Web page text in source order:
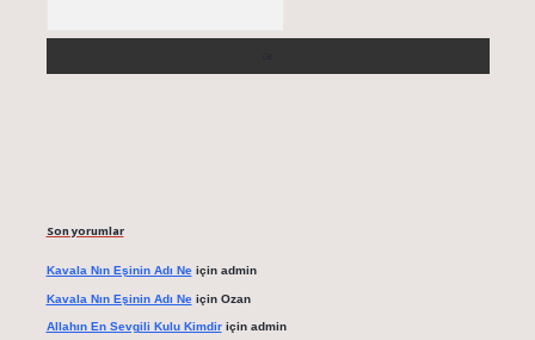
Son yorumlar
Kavala Nın Eşinin Adı Neiçin admin
Kavala Nın Eşinin Adı Neiçin Ozan
Allahın En Sevgili Kulu Kimdiriçin admin